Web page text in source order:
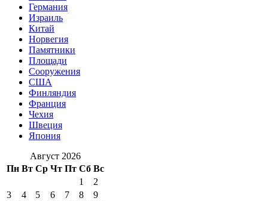
Германия
Израиль
Китай
Норвегия
Памятники
Площади
Сооружения
США
Финляндия
Франция
Чехия
Швеция
Япония
Август 2026
Пн Вт Ср Чт Пт Сб Вс
1
2
3
4 5 6 7 8
9